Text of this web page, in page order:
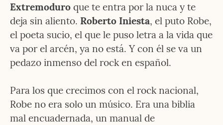
Extremoduro que te entra por la nuca y te
deja sin aliento. Roberto Iniesta, el puto Robe,
el poeta sucio, el que le puso letra a la vida que
va por el arcén, ya no está. Y con él se va un
pedazo inmenso del rock en español.
Para los que crecimos con el rock nacional,
Robe no era solo un músico. Era una biblia
mal encuadernada, un manual de